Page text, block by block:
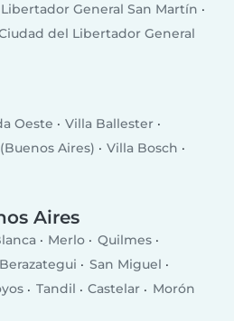
General San Martín
del Libertador General
Oeste
Villa Ballester
Aires)
Villa Bosch
Aires
Merlo
Quilmes
Berazategui
San Miguel
Tandil Castelar Morón